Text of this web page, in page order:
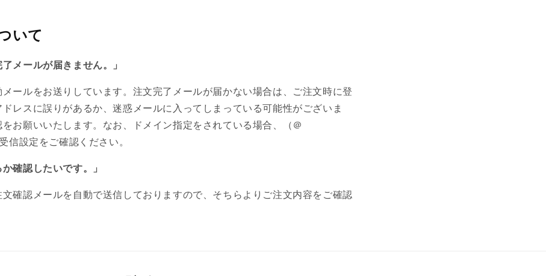
いて
了メールが届きません。」
ールをお送りしています。注文完了メールが届かない場合は、ご注文時に登
レスに誤りがあるか、迷惑メールに入ってしまっている可能性がございま
お願いいたします。なお、ドメイン指定をされている場合、（＠
設定をご確認ください。
確認したいです。」
確認メールを自動で送信しておりますので、そちらよりご注文内容をご確認